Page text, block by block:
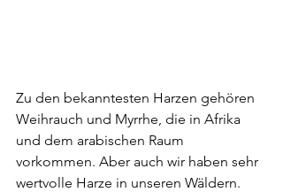
Zu den bekanntesten Harzen gehören
Weihrauch und Myrrhe, die in Afrika
und dem arabischen Raum
vorkommen. Aber auch wir haben sehr
wertvolle Harze in unseren Wäldern.